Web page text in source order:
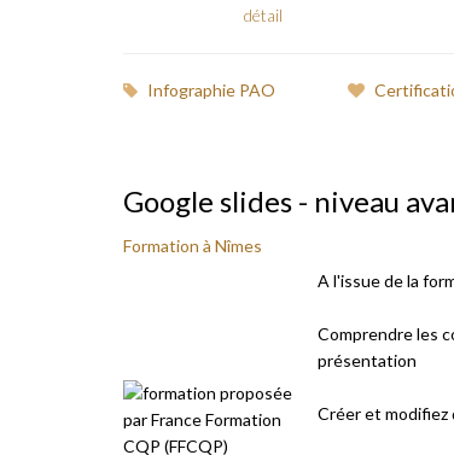
détail
Infographie PAO
Google slides - niveau
Formation à Nîmes
A l'issue de la
Comprendre les
présentation
Créer et modifiez